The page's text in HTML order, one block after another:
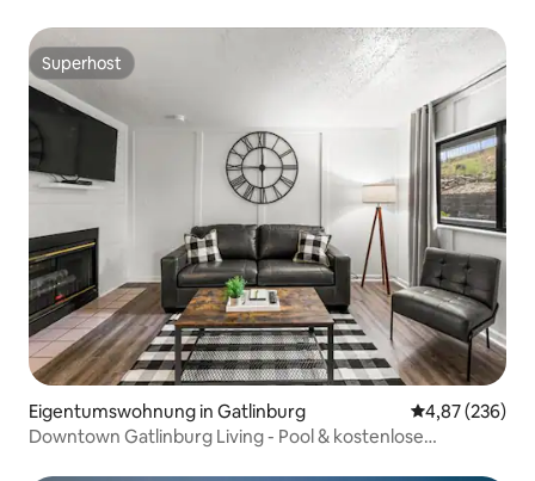
Superhost
Superhost
Eigentumswohnung in Gatlinburg
4,87 (236)
Downtown Gatlinburg Living - Pool & kostenlose